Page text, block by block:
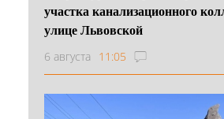
участка канализационного
улице Львовской
6 августа 11:05